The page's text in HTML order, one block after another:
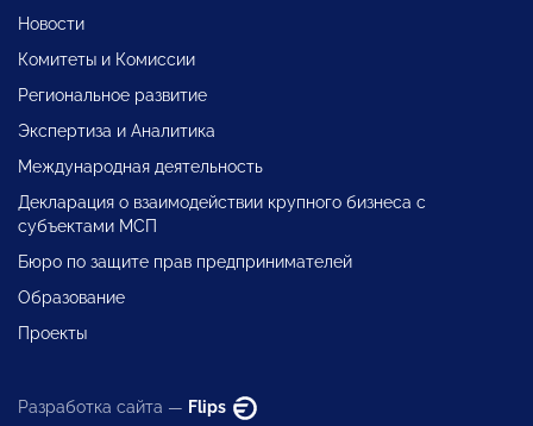
Новости
Комитеты и Комиссии
Региональное развитие
Экспертиза и Аналитика
Международная деятельность
Декларация о взаимодействии крупного бизнеса с
субъектами МСП
Бюро по защите прав предпринимателей
Образование
Проекты
Разработка сайта — Flips